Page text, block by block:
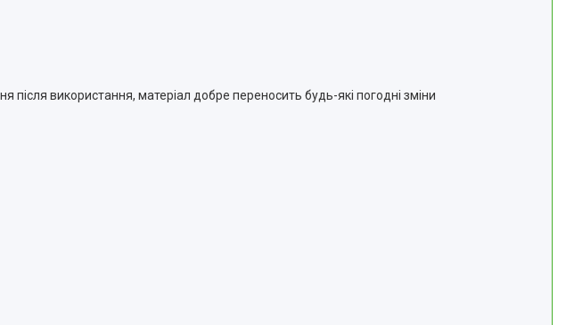
використання, матеріал добре переносить будь-які погодні зміни